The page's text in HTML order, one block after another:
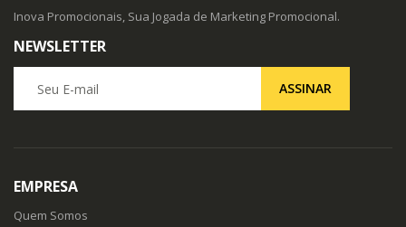
Inova Promocionais, Sua Jogada de Marketing Promocional.
NEWSLETTER
ASSINAR
EMPRESA
Quem Somos